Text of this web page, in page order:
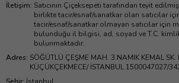
İletişim: Satıcının Çiçeksepeti tarafından teyit
birlikte tacir/esnaf/sanatkar olan satıcılar
tacir/esnaf/sanatkar olmayan satıcılar için
bulunduğu il bilgisi, ad, soyad ve T.C.
bulunmaktadır.
Adres: SÖĞÜTLÜ ÇEŞME MAH. 3.NAMIK KEMAL
KÜÇÜKÇEKMECE/ İSTANBUL 1500047027/